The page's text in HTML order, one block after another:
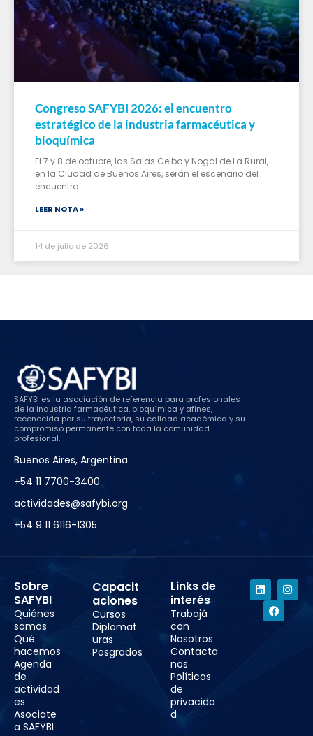
Congreso SAFYBI 2026: el encuentro
estratégico de la industria farmacéutica y
bioquímica
El 7 y 8 de octubre, las Salas Ceibo y Nogal de La Rural,
en la Ciudad de Buenos Aires, serán el escenario del
encuentro
LEER NOTA »
14 de julio de 2026
SAFYBI es la asociación de referencia para profesionales
de la industria farmacéutica, bioquímica y afines,
reconocida por su trayectoria, su calidad académica y su
compromiso permanente con toda la comunidad
profesional.
Buenos Aires, Argentina
+54 11 7700-3400
actividades@safybi.org
+54 9 11 6116-1305
Sobre
SAFYBI
Quiénes
somos
Qué
hacemos
Agenda
de
actividad
es
Asociate
a SAFYBI
Capacit
aciones
Cursos
Diplomat
uras
Posgrados
Links de
interés
Trabajá
con
Nosotros
Contacta
nos
Políticas
de
privacida
d